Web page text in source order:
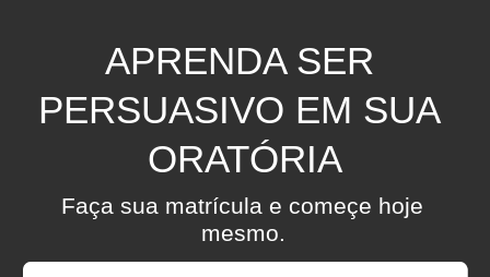
APRENDA SER
PERSUASIVO EM SUA
ORATÓRIA
Faça sua matrícula e começe hoje
mesmo.